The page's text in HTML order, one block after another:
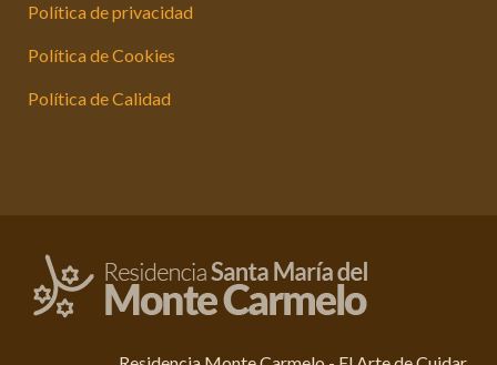
Política de privacidad
Política de Cookies
Política de Calidad